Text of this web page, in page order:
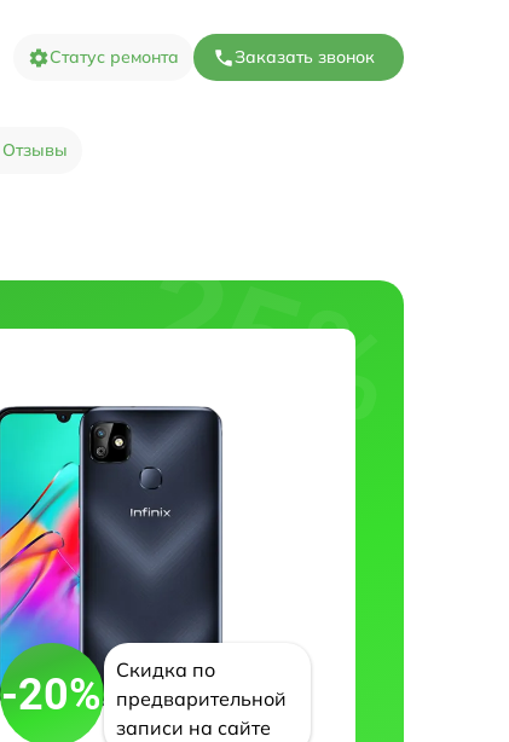
Статус ремонта Заказать звонок
Отзывы
-20%
Скидка по
предварительной
записи на сайте